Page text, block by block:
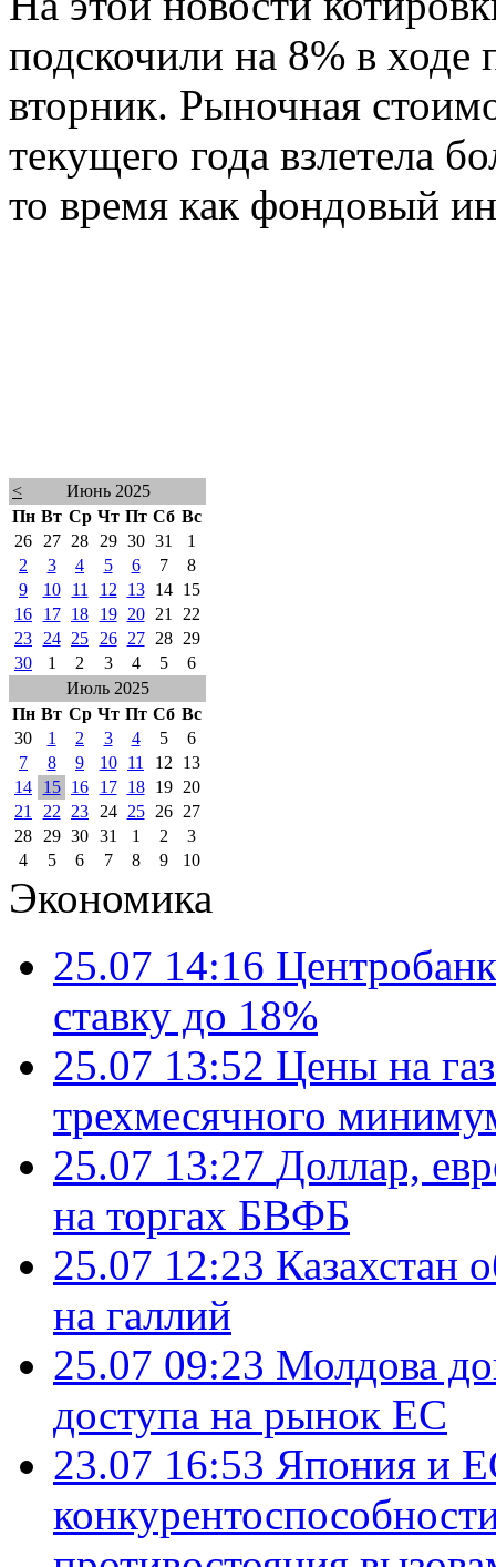
подскочили на 8% в ходе
вторник. Рыночная
текущего года взлетела
то время как фондовый
<
Июнь 2025
Пн Вт Ср Чт Пт Сб Вс
26
27 28 29 30 31
1
2
3 4 5 6 7
8
9
10 11 12 13 14
15
16
17 18 19 20 21
22
23
24 25 26 27 28
29
30
1 2 3 4 5
6
Июль 2025
Пн Вт Ср Чт Пт Сб Вс
30
1 2 3 4 5
6
7
8 9 10 11 12
13
14
15 16 17 18 19
20
21
22 23 24 25 26
27
28
29 30 31 1 2
3
4
5 6 7 8 9 10
Экономика
25.07 14:16
ставку до 18%
25.07 13:52 Цены на
трехмесячного
25.07 13:27 Доллар,
на торгах БВФБ
25.07 12:23 Казахстан
на галлий
25.07 09:23 Молдова
доступа на рынок ЕС
23.07 16:53 Япония и